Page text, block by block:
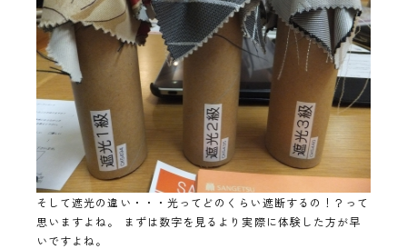
そして遮光の違い・・・光ってどのくらい遮断するの！？って
思いますよね。 まずは数字を見るより実際に体験した方が早
いですよね。